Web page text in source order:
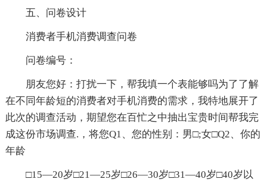
五、问卷设计
消费者手机消费调查问卷
问卷编号：
朋友您好：打扰一下，帮我填一个表能够吗为了了解
在不同年龄短的消费者对手机消费的需求，我特地展开了
此次的调查活动，期望您在百忙之中抽出宝贵时间帮我完
成这份市场调查.，将您Q1、您的性别：男□;女□Q2、你的
年龄
□15—20岁□21—25岁□26—30岁□31—40岁□40岁以